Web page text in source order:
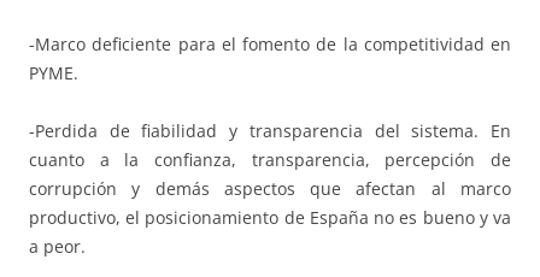
-Marco deficiente para el fomento de la competitividad en
PYME.
-Perdida de fiabilidad y transparencia del sistema. En
cuanto a la confianza, transparencia, percepción de
corrupción y demás aspectos que afectan al marco
productivo, el posicionamiento de España no es bueno y va
a peor.